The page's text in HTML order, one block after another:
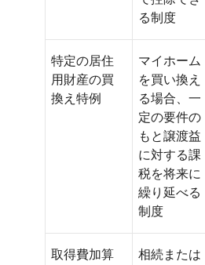
る制度
特定の居住
用財産の買
換え特例
マイホーム
を買い換え
る場合、一
定の要件の
もと譲渡益
に対する課
税を将来に
繰り延べる
制度
取得費加算
相続または